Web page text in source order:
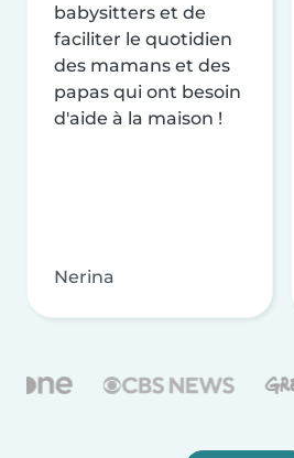
babysitters et de
faciliter le quotidien
des mamans et des
papas qui ont besoin
d'aide à la maison !
Nerina